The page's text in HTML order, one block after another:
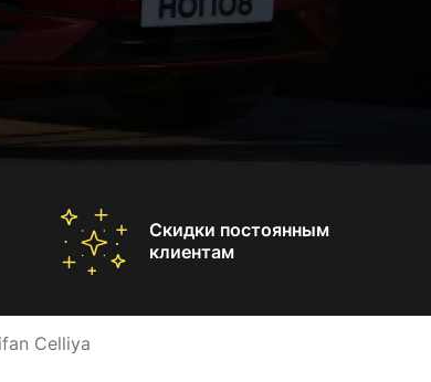
Скидки постоянным
клиентам
Celliya